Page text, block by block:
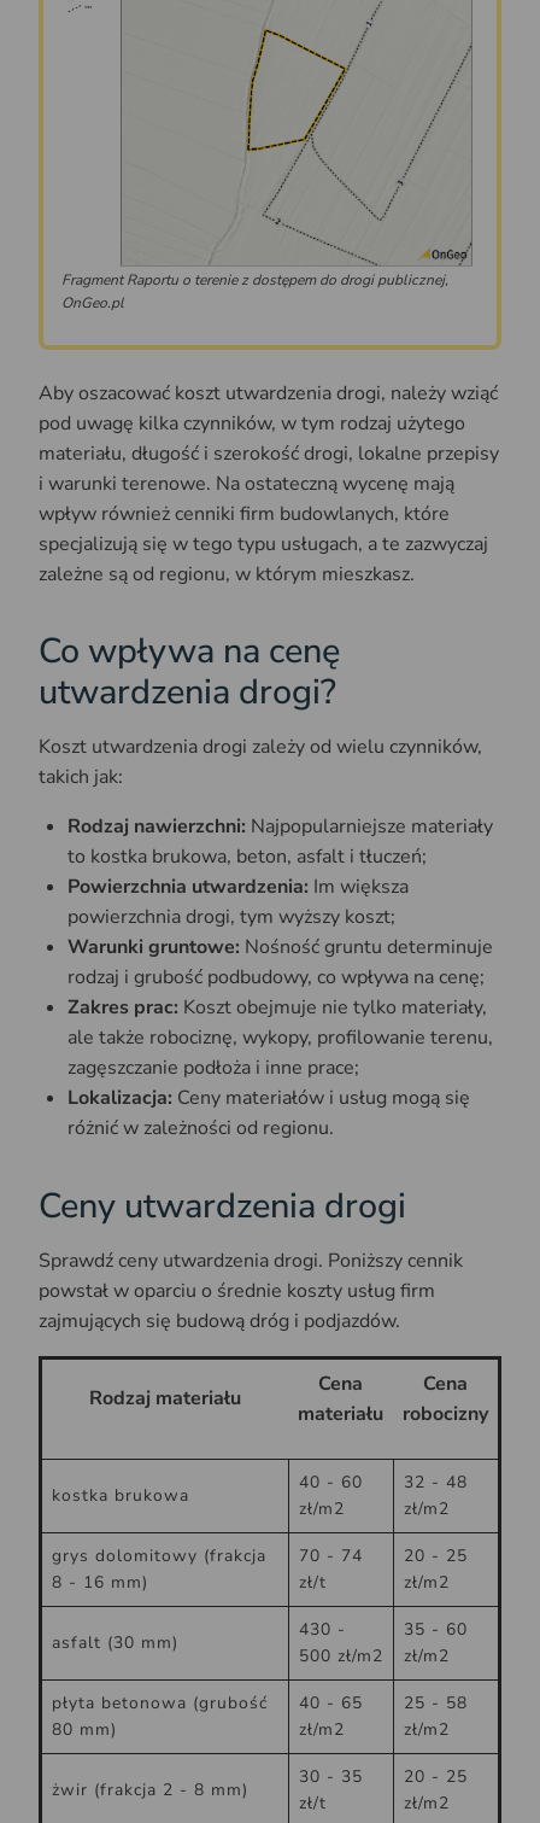
Fragment Raportu o terenie z dostępem do drogi publicznej,
OnGeo.pl
Aby oszacować koszt utwardzenia drogi, należy wziąć
pod uwagę kilka czynników, w tym rodzaj użytego
materiału, długość i szerokość drogi, lokalne przepisy
i warunki terenowe. Na ostateczną wycenę mają
wpływ również cenniki firm budowlanych, które
specjalizują się w tego typu usługach, a te zazwyczaj
zależne są od regionu, w którym mieszkasz.
Co wpływa na cenę
utwardzenia drogi?
Koszt utwardzenia drogi zależy od wielu czynników,
takich jak:
Rodzaj nawierzchni: Najpopularniejsze materiały
to kostka brukowa, beton, asfalt i tłuczeń;
Powierzchnia utwardzenia: Im większa
powierzchnia drogi, tym wyższy koszt;
Warunki gruntowe: Nośność gruntu determinuje
rodzaj i grubość podbudowy, co wpływa na cenę;
Zakres prac: Koszt obejmuje nie tylko materiały,
ale także robociznę, wykopy, profilowanie terenu,
zagęszczanie podłoża i inne prace;
Lokalizacja: Ceny materiałów i usług mogą się
różnić w zależności od regionu.
Ceny utwardzenia drogi
Sprawdź ceny utwardzenia drogi. Poniższy cennik
powstał w oparciu o średnie koszty usług firm
zajmujących się budową dróg i podjazdów.
Rodzaj materiału
Cena
materiału
Cena
robocizny
kostka brukowa
40 - 60
zł/m2
32 - 48
zł/m2
grys dolomitowy (frakcja
8 - 16 mm)
70 - 74
zł/t
20 - 25
zł/m2
asfalt (30 mm)
430 -
500 zł/m2
35 - 60
zł/m2
płyta betonowa (grubość
80 mm)
40 - 65
zł/m2
25 - 58
zł/m2
żwir (frakcja 2 - 8 mm)
30 - 35
zł/t
20 - 25
zł/m2